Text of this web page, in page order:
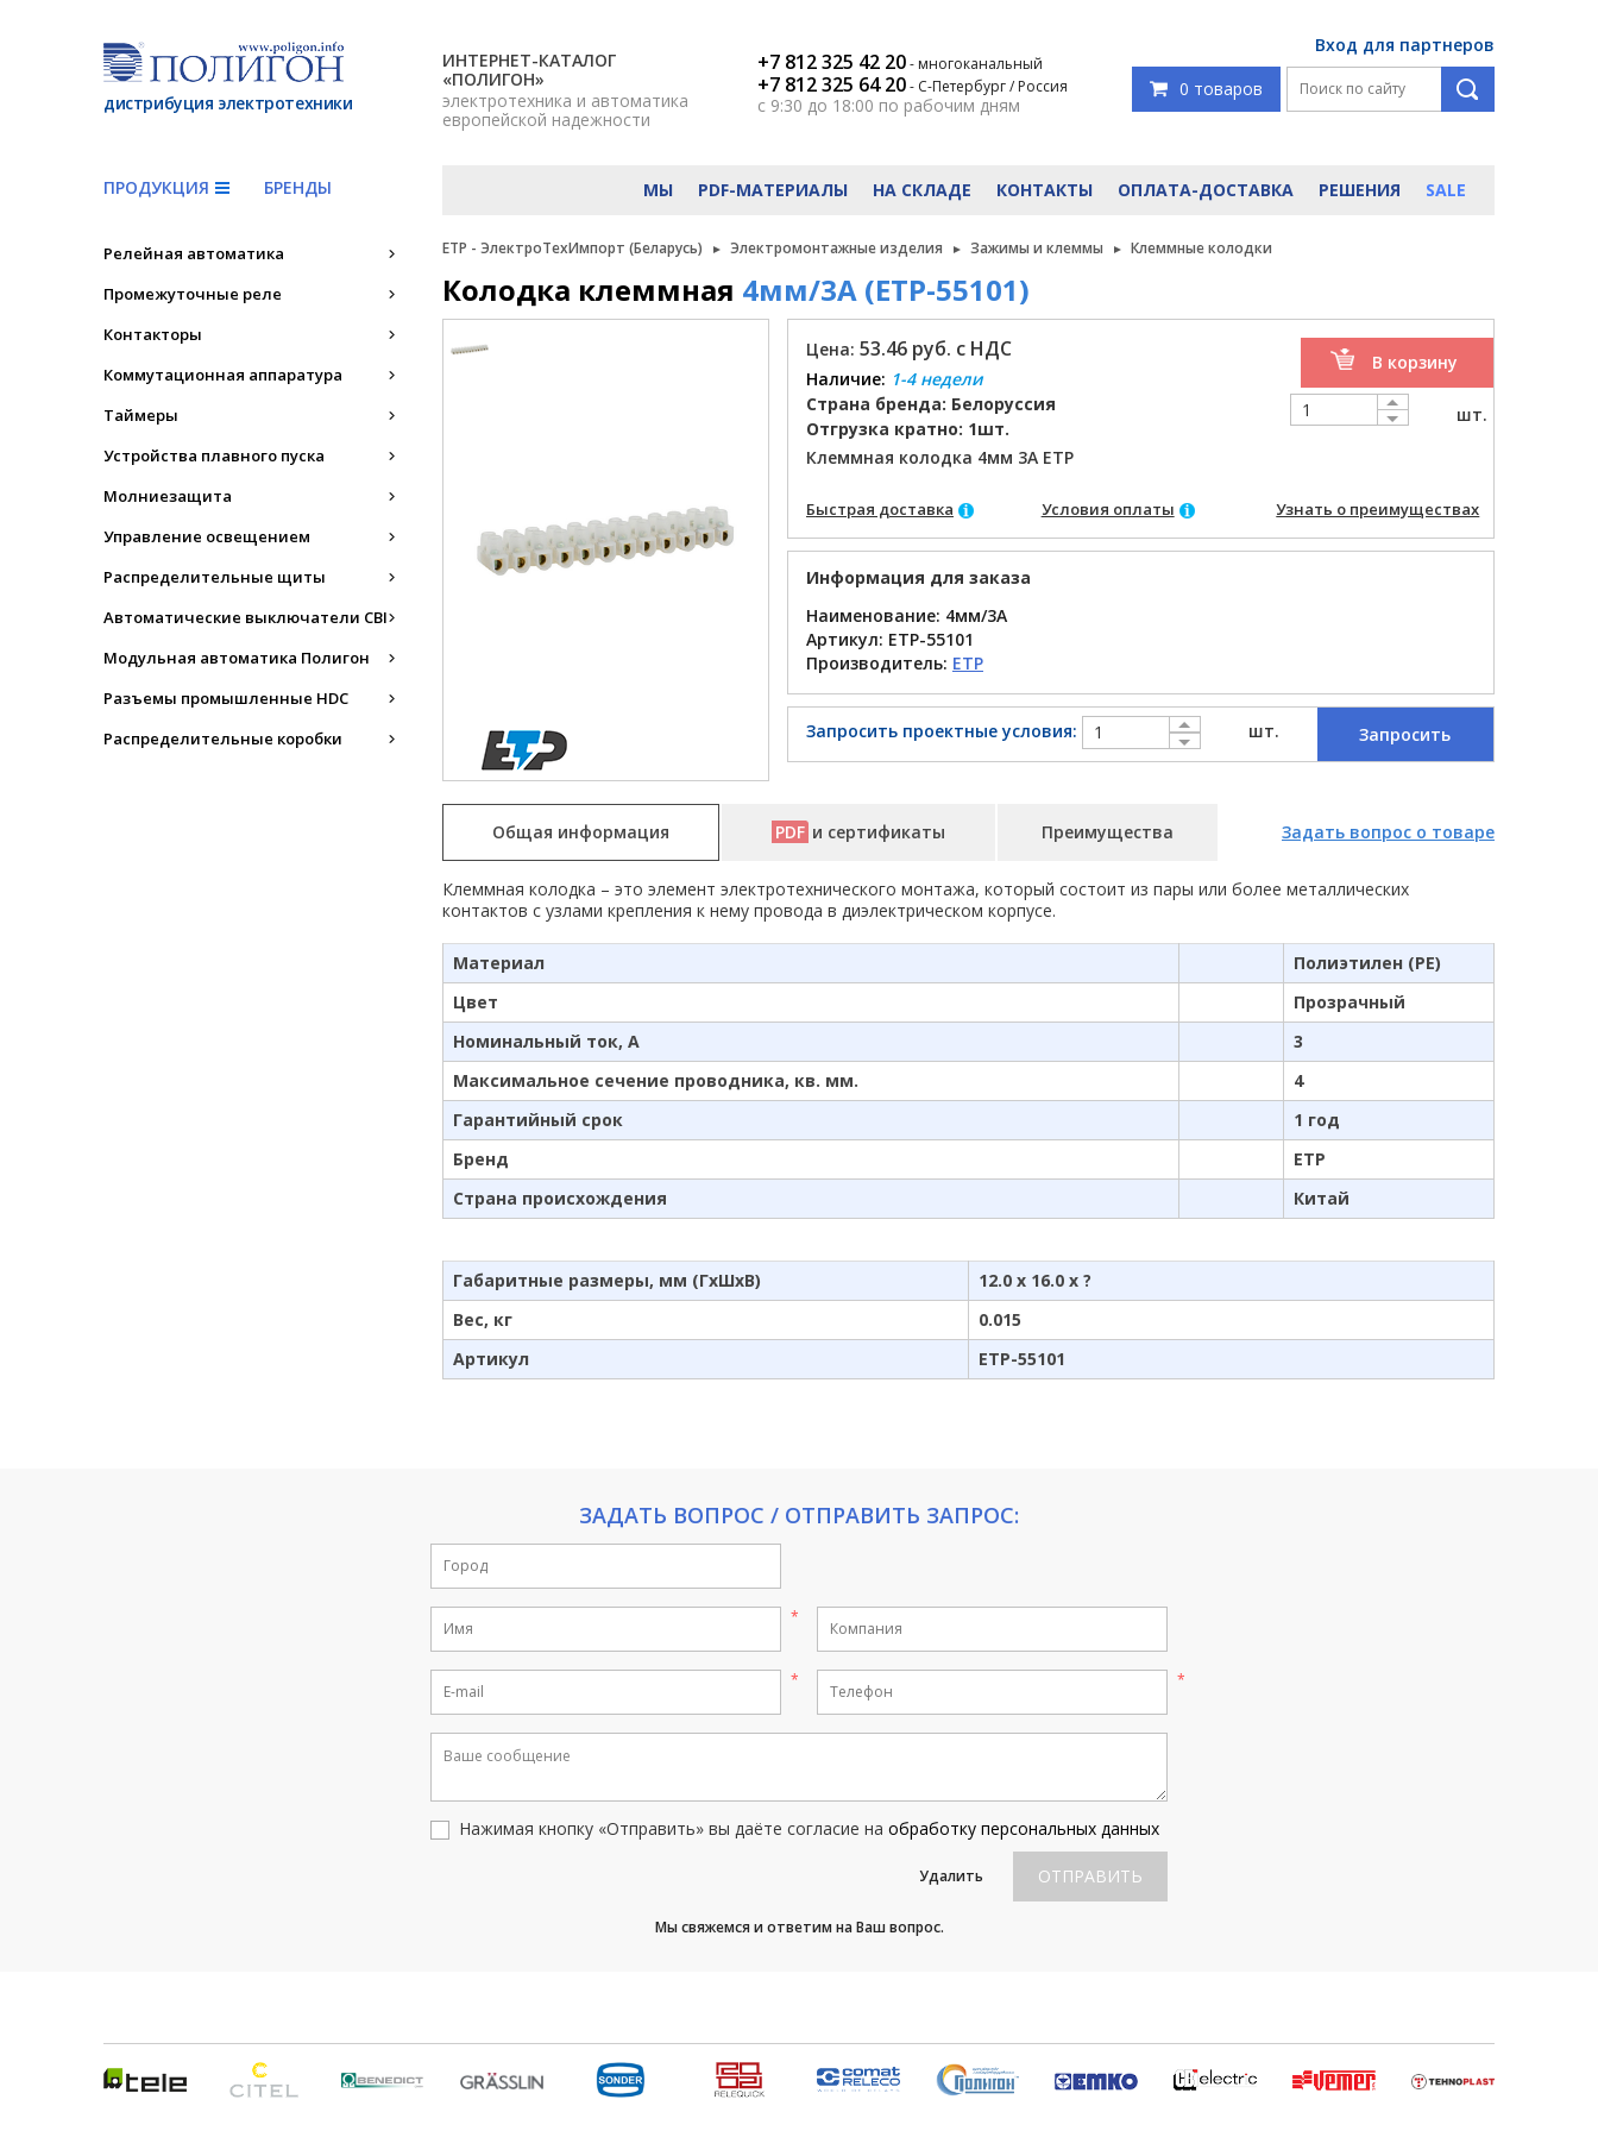
дистрибуция электротехники
ИНТЕРНЕТ-КАТАЛОГ
«ПОЛИГОН»
электротехника и автоматика
европейской надежности
+7 812 325 42 20- многоканальный
+7 812 325 64 20- С-Петербург / Россия
с 9:30 до 18:00 по рабочим дням
Вход для партнеров
0 товаров
ПРОДУКЦИЯ БРЕНДЫ МЫ PDF-МАТЕРИАЛЫ НА СКЛАДЕ КОНТАКТЫ ОПЛАТА-ДОСТАВКА РЕШЕНИЯ SALE
Релейная автоматика
Промежуточные реле
Контакторы
Коммутационная аппаратура
Таймеры
Устройства плавного пуска
Молниезащита
Управление освещением
Распределительные щиты
Автоматические выключатели CBI
Модульная автоматика Полигон
Разъемы промышленные HDC
Распределительные коробки
ETP - ЭлектроТехИмпорт (Беларусь) Электромонтажные изделия Зажимы и клеммы Клеммные колодки
Колодка клеммная 4мм/3А (ETP-55101)
Цена: 53.46 руб. с НДС
Наличие: 1-4 недели
Страна бренда: Белоруссия
Отгрузка кратно: 1шт.
В корзину
шт.
Клеммная колодка 4мм 3А ETP
Быстрая доставка Условия оплаты Узнать о преимуществах
Информация для заказа
Наименование: 4мм/3А
Артикул: ETP-55101
Производитель: ETP
Запросить проектные условия: шт. Запросить
Общая информация PDF и сертификаты Преимущества Задать вопрос о товаре
Клеммная колодка – это элемент электротехнического монтажа, который состоит из пары или более металлических
контактов с узлами крепления к нему провода в диэлектрическом корпусе.
Материал
Полиэтилен (PE)
Цвет
Прозрачный
Номинальный ток, А
3
Максимальное сечение проводника, кв. мм.
4
Гарантийный срок
1 год
Бренд
ETP
Страна происхождения
Китай
Габаритные размеры, мм (ГхШхВ)
12.0 x 16.0 x ?
Вес, кг
0.015
Артикул
ETP-55101
ЗАДАТЬ ВОПРОС / ОТПРАВИТЬ ЗАПРОС:
Нажимая кнопку «Отправить» вы даёте согласие на обработку персональных данных
Удалить ОТПРАВИТЬ
Мы свяжемся и ответим на Ваш вопрос.